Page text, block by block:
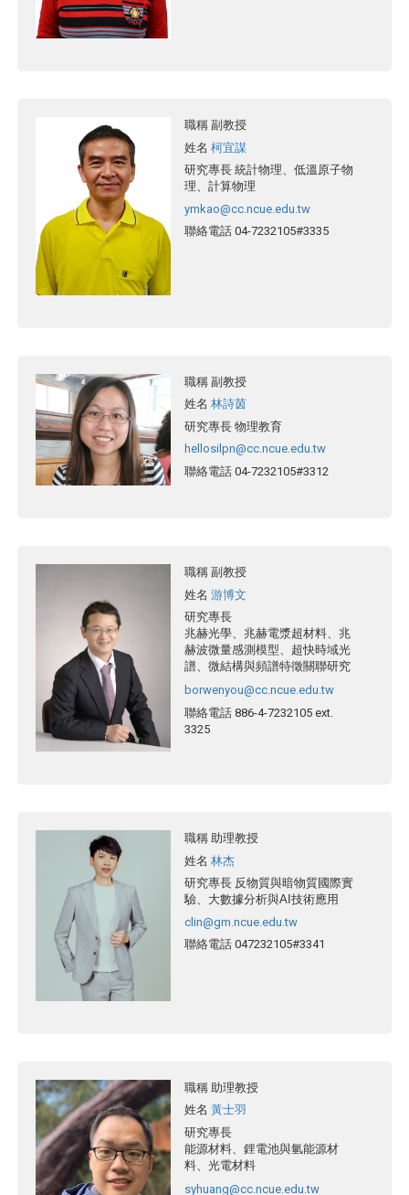
職稱 副教授
姓名 柯宜謀
研究專長 統計物理、低溫原子物
理、計算物理
ymkao@cc.ncue.edu.tw
聯絡電話 04-7232105#3335
職稱 副教授
姓名 林詩茵
研究專長 物理教育
hellosilpn@cc.ncue.edu.tw
聯絡電話 04-7232105#3312
職稱 副教授
姓名 游博文
研究專長
兆赫光學、兆赫電漿超材料、兆
赫波微量感測模型、超快時域光
譜、微結構與頻譜特徵關聯研究
borwenyou@cc.ncue.edu.tw
聯絡電話 886-4-7232105 ext.
3325
職稱 助理教授
姓名 林杰
研究專長 反物質與暗物質國際實
驗、大數據分析與AI技術應用
clin@gm.ncue.edu.tw
聯絡電話 047232105#3341
職稱 助理教授
姓名 黃士羽
研究專長
能源材料、鋰電池與氫能源材
料、光電材料
syhuang@cc.ncue.edu.tw